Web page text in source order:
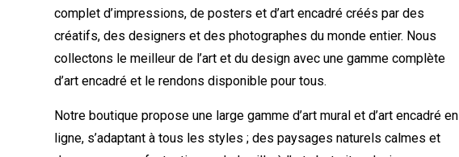
complet d’impressions, de posters et d’art encadré créés par des
créatifs, des designers et des photographes du monde entier. Nous
collectons le meilleur de l’art et du design avec une gamme complète
d’art encadré et le rendons disponible pour tous.
Notre boutique propose une large gamme d’art mural et d’art encadré en
ligne, s’adaptant à tous les styles ; des paysages naturels calmes et